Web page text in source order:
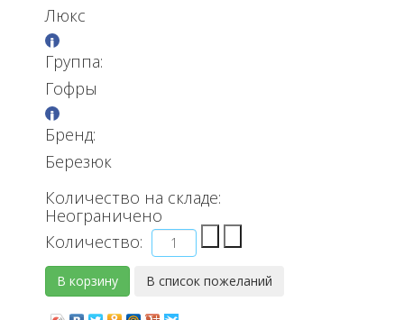
Люкс
Группа:
Гофры
Бренд:
Березюк
Количество на складе:
Неограничено
Количество: